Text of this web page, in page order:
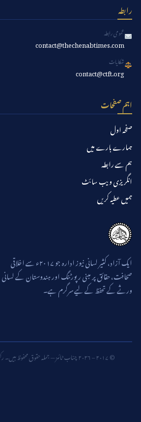
رابطہ
عمومی رابطہ
contact@thechenabtimes.com
شکایات
contact@ctft.org
اہم صفحات
صفحہ اول
ہمارے بارے میں
ہم سے رابطہ
انگریزی ویب سائٹ
ہمیں عطیہ کریں
ایک آزاد، کثیر لسانی نیوز ادارہ جو ۲۰۱۷ء سے اخلاقی
صحافت، حقائق پر مبنی رپورٹنگ اور ہندوستان کے لسانی
ورثے کے تحفظ کے لیے سرگرم ہے۔